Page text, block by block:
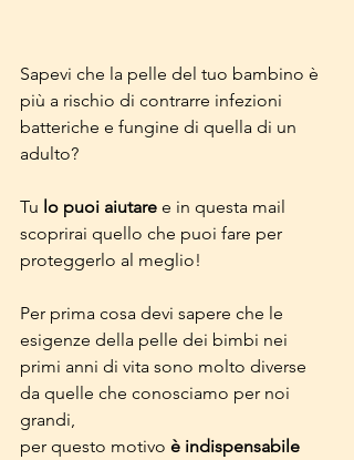
Sapevi che la pelle del tuo bambino è
più a rischio di contrarre infezioni
batteriche e fungine di quella di un
adulto?
Tu lo puoi aiutare e in questa mail
scoprirai quello che puoi fare per
proteggerlo al meglio!
Per prima cosa devi sapere che le
esigenze della pelle dei bimbi nei
primi anni di vita sono molto diverse
da quelle che conosciamo per noi
grandi,
per questo motivo è indispensabile